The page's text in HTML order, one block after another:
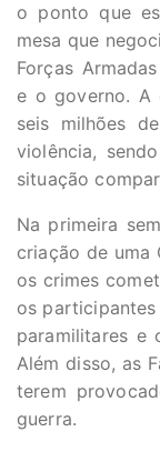
o ponto que
mesa que
Forças
e o governo. A
seis milhões
violência,
situação
Na primeira
criação de uma
os crimes
os
paramilitares e
Além disso, as
terem
guerra.